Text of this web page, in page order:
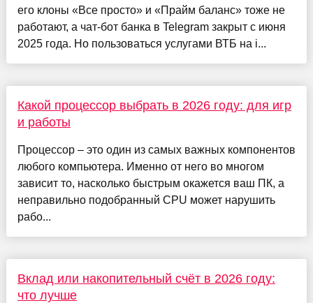
его клоны «Все просто» и «Прайм баланс» тоже не
работают, а чат-бот банка в Telegram закрыт с июня
2025 года. Но пользоваться услугами ВТБ на i...
Какой процессор выбрать в 2026 году: для игр
и работы
Процессор – это один из самых важных компонентов
любого компьютера. Именно от него во многом
зависит то, насколько быстрым окажется ваш ПК, а
неправильно подобранный CPU может нарушить
рабо...
Вклад или накопительный счёт в 2026 году:
что лучше